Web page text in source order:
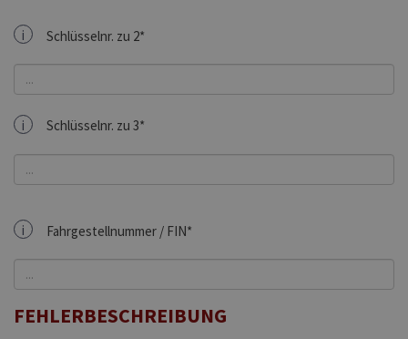
i Schlüsselnr. zu 2*
i Schlüsselnr. zu 3*
i Fahrgestellnummer / FIN*
FEHLERBESCHREIBUNG